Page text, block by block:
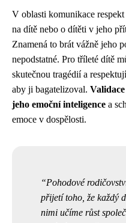
V oblasti komunikace
na dítě nebo o dítěti v jeho
Znamená to brát vážně jeho
nepodstatné. Pro tříleté dítě
skutečnou tragédií a
aby ji bagatelizoval.
jeho emoční inteligence a
emoce v dospělosti.
Pohodové
přijetí toho, že každý
nimi učíme růst